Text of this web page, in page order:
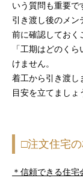
いう質問も重要で
引き渡し後のメン
前に確認しておく
「工期はどのく
けません。
着工から引き渡し
目安を立てましょ
□注文住宅
＊信頼できる住